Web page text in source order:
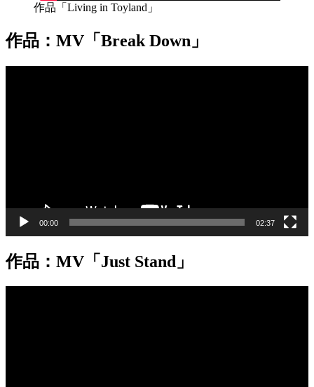
作品「Living in Toyland」
作品：MV「Break Down」
00:00 02:37
作品：MV「Just Stand」